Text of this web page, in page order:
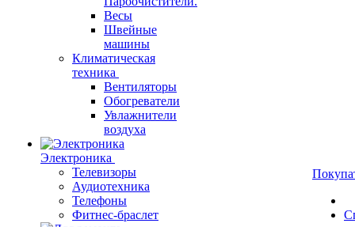
Весы
Швейные
машины
Климатическая
техника
Вентиляторы
Обогреватели
Увлажнители
воздуха
Электроника
Телевизоры
Аудиотехника
Телефоны
Фитнес-браслет